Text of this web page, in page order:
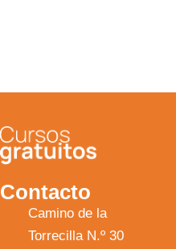
Contacto
Camino de la
Torrecilla N.º 30